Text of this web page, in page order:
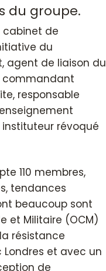
du groupe.
cabinet de
du
agent de liaison du
commandant
responsable
révoqué
110 membres,
tendances
beaucoup sont
et Militaire (OCM)
résistance
et avec un
de